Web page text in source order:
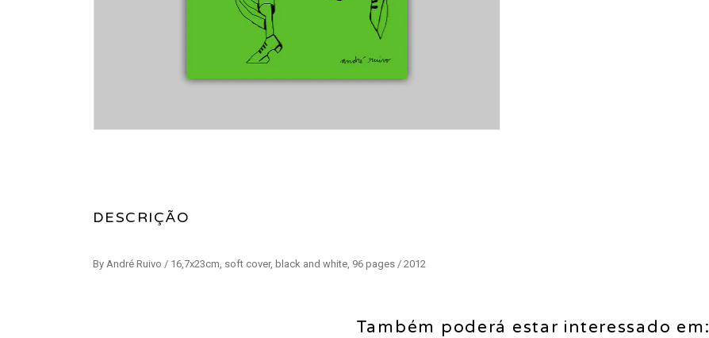
DESCRIÇÃO
By André Ruivo / 16,7x23cm, soft cover, black and white, 96 pages / 2012
Também poderá estar interessado em: